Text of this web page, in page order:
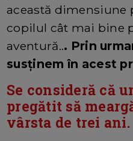
această dimensiune
copilul cât mai bine
aventură... Prin
susținem în acest
Se consideră că
pregătit să
vârsta de trei ani.